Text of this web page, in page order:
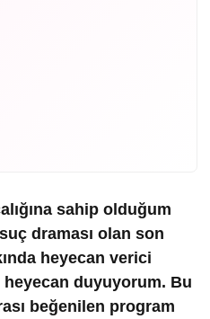
sahip olduğum
draması olan son
heyecan verici
duyuyorum. Bu
beğenilen program